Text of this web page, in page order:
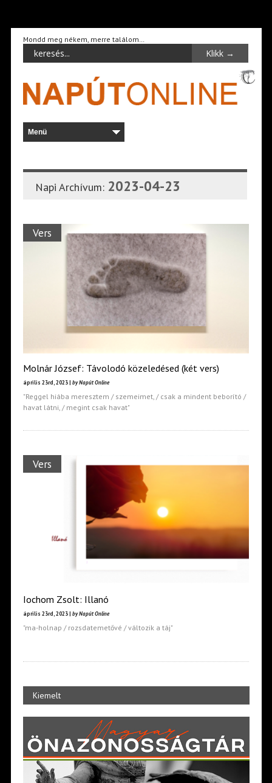
Mondd meg nékem, merre találom…
Napi Archívum: 2023-04-23
Vers
Molnár József: Távolodó közeledésed (két vers)
április 23rd, 2023 | by Napút Online
"Reggel hiába meresztem / szemeimet, / csak a mindent beborító /
havat látni, / megint csak havat"
Vers
Iochom Zsolt: Illanó
április 23rd, 2023 | by Napút Online
"ma-holnap / rozsdatemetővé / változik a táj"
Kiemelt